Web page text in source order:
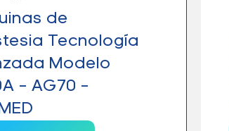
de
Tecnología
Modelo
– AG70 –